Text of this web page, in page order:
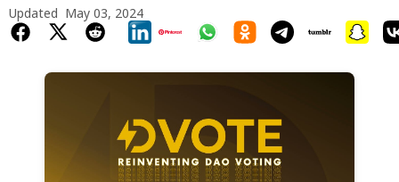
-2.09%
Updated May 03, 2024